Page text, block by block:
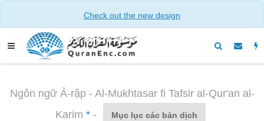
Check out the new design
Ngôn ngữ Ả-rập - Al-Mukhtasar fi Tafsir al-Qur'an al-
Karim *- Mục lục các bản dịch